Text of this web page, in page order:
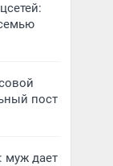
пост
муж дает